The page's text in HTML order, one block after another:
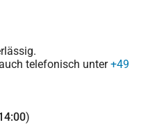
telefonisch unter+49
)